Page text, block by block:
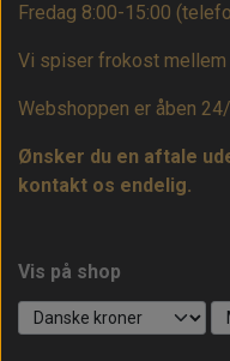
Fredag 8:00-15:00
Vi spiser frokost mellem
Webshoppen er åben
Ønsker du en aftale
kontakt os endelig.
Vis på shop